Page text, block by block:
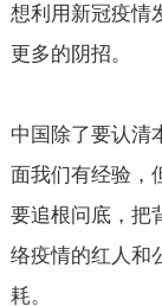
想利用新冠疫情
更多的阴招。
中国除了要认清
面我们有经验，
要追根问底，把
络疫情的红人和
耗。